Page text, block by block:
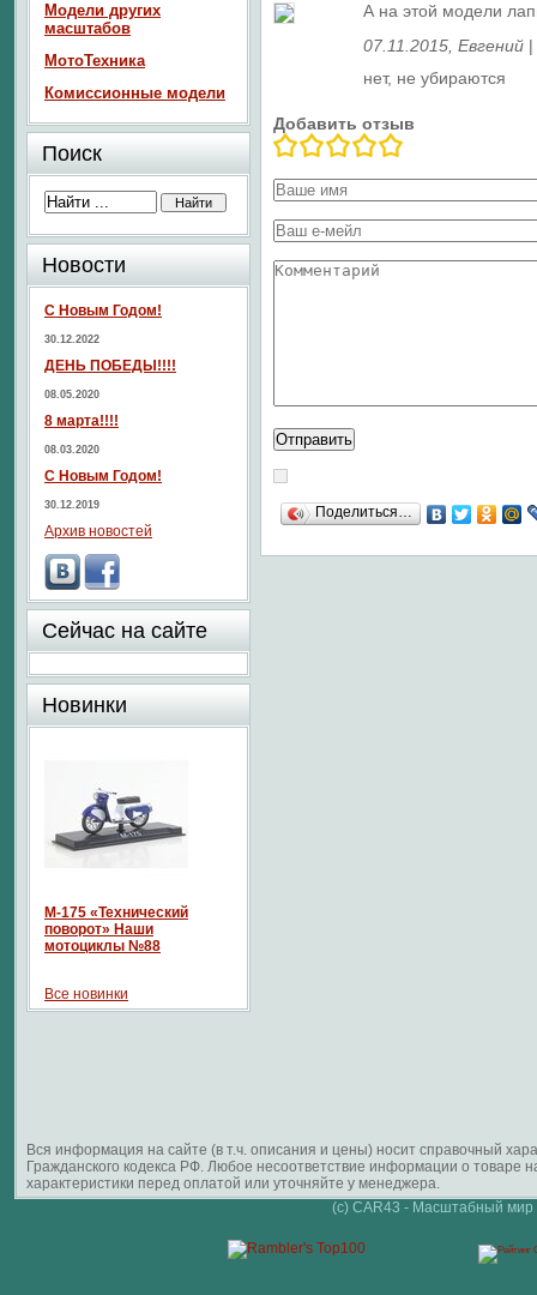
А на этой модели
07.11.2015 , Евгений |
нет, не убираются
Добавить отзыв
Поделиться…
Модели других
масштабов
МотоТехника
Комиссионные модели
Поиск
Новости
С Новым Годом!
30.12.2022
ДЕНЬ ПОБЕДЫ!!!!
08.05.2020
8 марта!!!!
08.03.2020
С Новым Годом!
30.12.2019
Архив новостей
Сейчас на сайте
Новинки
М-175 «Технический
поворот» Наши
мотоциклы №88
Все новинки
Вся информация на сайте (в т.ч. описания и цены) носит справочный
Гражданского кодекса РФ. Любое несоответствие информации о
характеристики перед оплатой или уточняйте у менеджера.
(c) CAR43 - Масштабный мир